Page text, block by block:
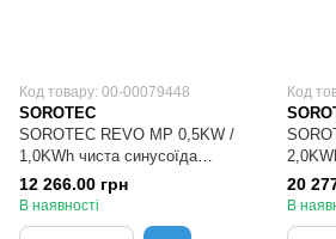
Код товару: 00-00079448
SOROTEC
SOROTEC REVO MP 0,5KW /
1,0KWh чиста синусоїда
LiFePO4 3,2В 314Аг (1000Wh)
Power station
12 266.00 грн
В наявності
Код
Power
20
В